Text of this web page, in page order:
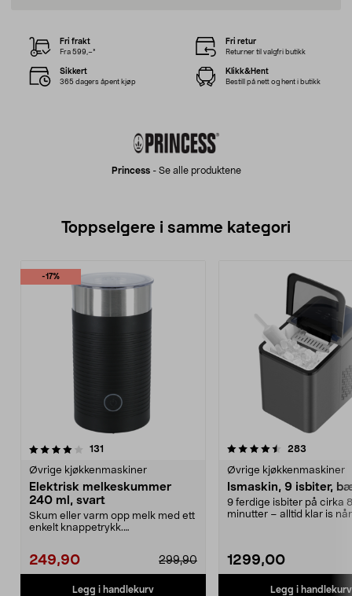
Princess- Se alle produktene
Fri frakt
Fra 599,–*
Fri retur
Returner til valgfri butikk
Sikkert
365 dagers åpent kjøp
Klikk&Hent
Bestill på nett og hent i butikk
Toppselgere i samme kategori
-17%
131
Øvrige kjøkkenmaskiner
Elektrisk melkeskummer
240 ml, svart
Skum eller varm opp melk med ett
enkelt knappetrykk.
249,90 299,90
Legg i handlekurv
4.5 av 5 stjerner 283
Øvrige kjøkkenmaskiner
Ismaskin, 9 isbiter,
9 ferdige isbiter på cirka 8
minutter – alltid klar is
1299,00
Legg i handlekurv
4.0 av 5 stjerner